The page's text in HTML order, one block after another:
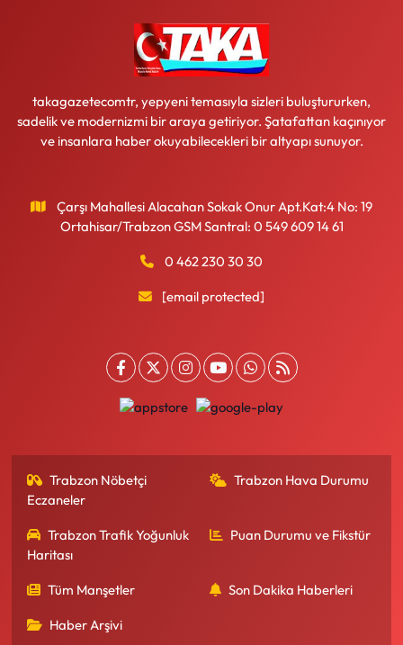
takagazetecomtr, yepyeni temasıyla sizleri buluştururken,
sadelik ve modernizmi bir araya getiriyor. Şatafattan kaçınıyor
ve insanlara haber okuyabilecekleri bir altyapı sunuyor.
Çarşı Mahallesi Alacahan Sokak Onur Apt.Kat:4 No: 19
Ortahisar/Trabzon GSM Santral: 0 549 609 14 61
0 462 230 30 30
[email protected]
Trabzon Nöbetçi
Eczaneler
Trabzon Hava Durumu
Trabzon Trafik Yoğunluk
Haritası
Puan Durumu ve Fikstür
Tüm Manşetler Son Dakika Haberleri
Haber Arşivi